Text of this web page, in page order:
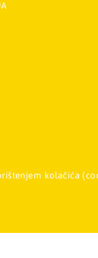
kolačića
Srbija011/2257-